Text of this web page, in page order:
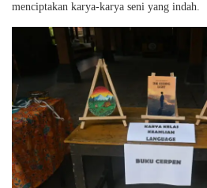
menciptakan karya-karya seni yang indah.